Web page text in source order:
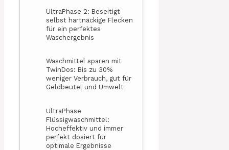
UltraPhase 2: Beseitigt
selbst hartnäckige Flecken
für ein perfektes
Waschergebnis
Waschmittel sparen mit
TwinDos: Bis zu 30%
weniger Verbrauch, gut für
Geldbeutel und Umwelt
UltraPhase
Flüssigwaschmittel:
Hocheffektiv und immer
perfekt dosiert für
optimale Ergebnisse